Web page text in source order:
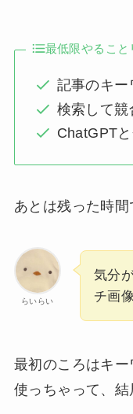
最低限やること
記事のキー
検索して競
ChatGPT
あとは残った時間
らいらい
気分
チ画
最初のころはキ
使っちゃって、結